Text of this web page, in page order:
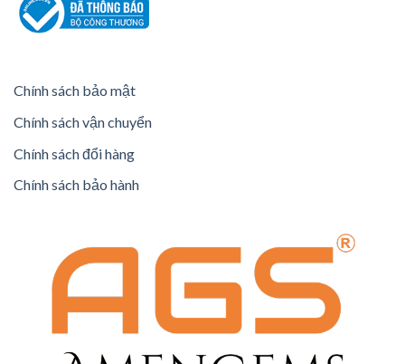
Chính sách bảo mật
Chính sách vận chuyển
Chính sách đổi hàng
Chính sách bảo hành